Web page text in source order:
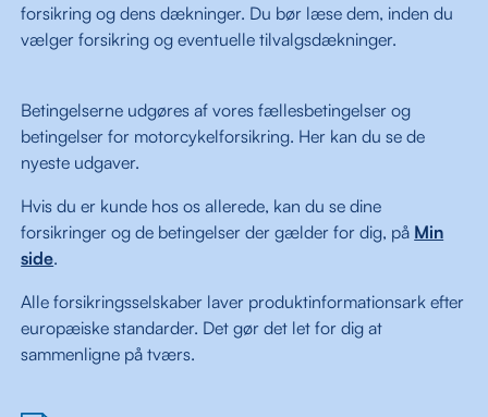
forsikring og dens dækninger. Du bør læse dem, inden du
vælger forsikring og eventuelle tilvalgsdækninger.
Betingelserne udgøres af vores fællesbetingelser og
betingelser for motorcykelforsikring. Her kan du se de
nyeste udgaver.
Hvis du er kunde hos os allerede, kan du se dine
forsikringer og de betingelser der gælder for dig, på Min
side.
Alle forsikringsselskaber laver produktinformationsark efter
europæiske standarder. Det gør det let for dig at
sammenligne på tværs.